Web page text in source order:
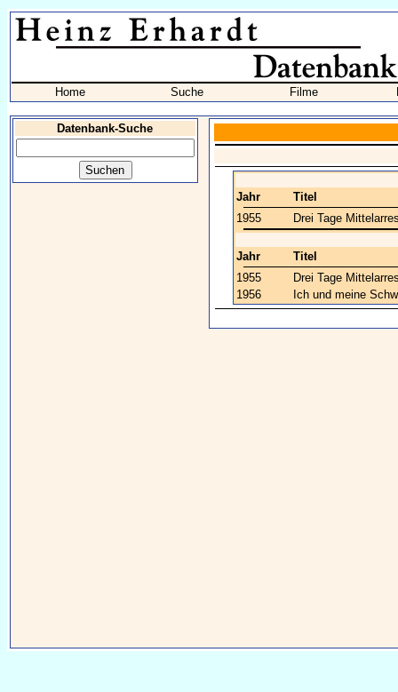
Home Suche Filme
Datenbank-Suche
Jahr
Titel
1955
Drei Tage
Jahr
Titel
1955
Drei Tage
1956
Ich und meine